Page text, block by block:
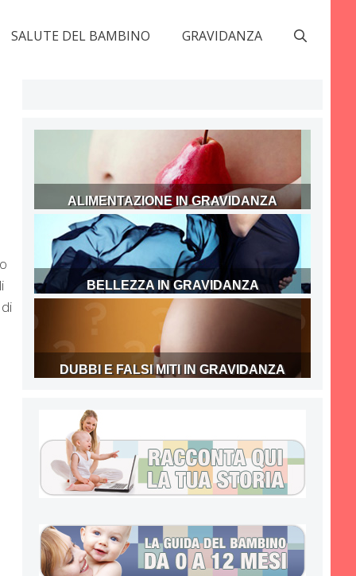
SALUTE DEL BAMBINO GRAVIDANZA
ALIMENTAZIONE IN GRAVIDANZA
BELLEZZA IN GRAVIDANZA
DUBBI E FALSI MITI IN GRAVIDANZA